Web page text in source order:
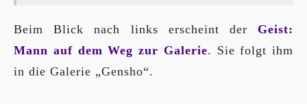
Beim Blick nach links erscheint der Geist:
Mann auf dem Weg zur Galerie. Sie folgt ihm
in die Galerie „Gensho“.